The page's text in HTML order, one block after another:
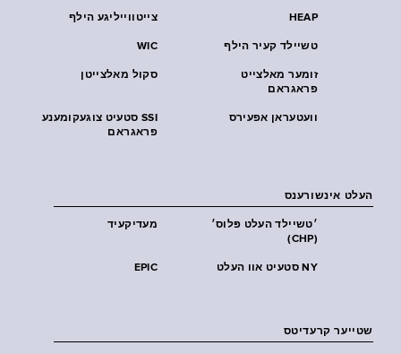
צייטווייליגע הילף HEAP
WIC טשיילד קעיר הילף
סקול מאלצייטן
זומער מאלצייט
פראגראם
SSI סטעיט צוגעקומענע
פראגראם
וועטעראן אפעירס
העלט אינשורענס
מעדיקעיד
׳טשיילד העלט פּלוס׳
(CHP)
EPIC NY סטעיט אוו העלט
שטייער קרעדיטס